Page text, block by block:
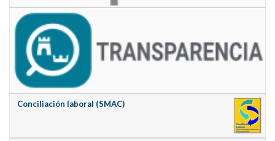
Conciliación laboral (SMAC)